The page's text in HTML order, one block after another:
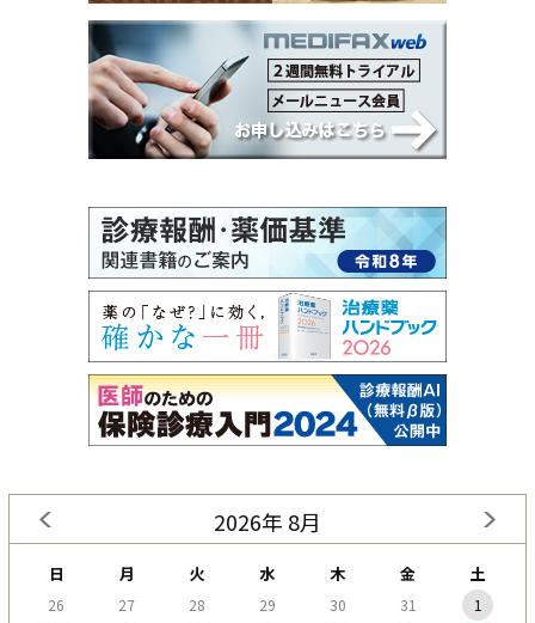
2026年 8月
日 月 火 水 木 金 土
26 27 28 29 30 31
1